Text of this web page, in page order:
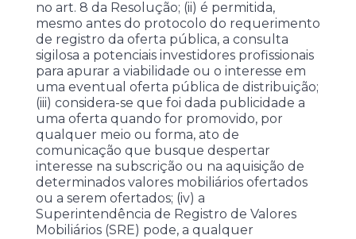
no art. 8 da Resolução; (ii) é permitida,
mesmo antes do protocolo do requerimento
de registro da oferta pública, a consulta
sigilosa a potenciais investidores profissionais
para apurar a viabilidade ou o interesse em
uma eventual oferta pública de distribuição;
(iii) considera-se que foi dada publicidade a
uma oferta quando for promovido, por
qualquer meio ou forma, ato de
comunicação que busque despertar
interesse na subscrição ou na aquisição de
determinados valores mobiliários ofertados
ou a serem ofertados; (iv) a
Superintendência de Registro de Valores
Mobiliários (SRE) pode, a qualquer